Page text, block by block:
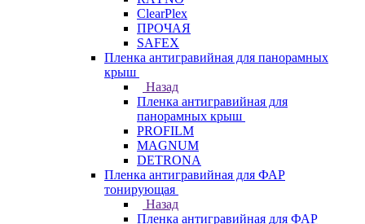
ClearPlex
ПРОЧАЯ
SAFEX
Пленка антигравийная для панорамных
крыш
Назад
Пленка антигравийная для
панорамных крыш
PROFILM
MAGNUM
DETRONA
Пленка антигравийная для ФАР
тонирующая
Назад
Пленка антигравийная для ФАР